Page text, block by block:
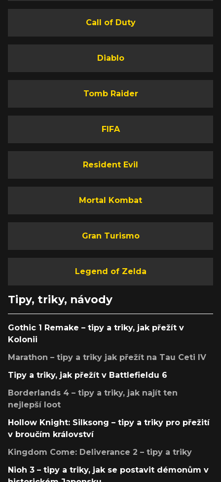
Call of Duty
Diablo
Tomb Raider
FIFA
Resident Evil
Mortal Kombat
Gran Turismo
Legend of Zelda
Tipy, triky, návody
Gothic 1 Remake – tipy a triky, jak přežít v
Kolonii
Marathon – tipy a triky jak přežít na Tau Ceti IV
Tipy a triky, jak přežít v Battlefieldu 6
Borderlands 4 – tipy a triky, jak najít ten
nejlepší loot
Hollow Knight: Silksong – tipy a triky pro přežití
v broučím království
Kingdom Come: Deliverance 2 – tipy a triky
Nioh 3 – tipy a triky, jak se postavit démonům v